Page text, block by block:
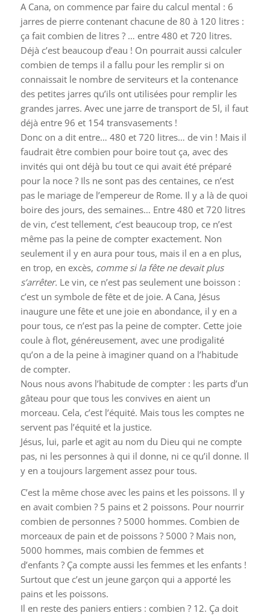
A Cana, on commence par faire du calcul mental : 6
jarres de pierre contenant chacune de 80 à 120 litres :
ça fait combien de litres ? … entre 480 et 720 litres.
Déjà c’est beaucoup d’eau ! On pourrait aussi calculer
combien de temps il a fallu pour les remplir si on
connaissait le nombre de serviteurs et la contenance
des petites jarres qu’ils ont utilisées pour remplir les
grandes jarres. Avec une jarre de transport de 5l, il faut
déjà entre 96 et 154 transvasements !
Donc on a dit entre… 480 et 720 litres… de vin ! Mais il
faudrait être combien pour boire tout ça, avec des
invités qui ont déjà bu tout ce qui avait été préparé
pour la noce ? Ils ne sont pas des centaines, ce n’est
pas le mariage de l’empereur de Rome. Il y a là de quoi
boire des jours, des semaines… Entre 480 et 720 litres
de vin, c’est tellement, c’est beaucoup trop, ce n’est
même pas la peine de compter exactement. Non
seulement il y en aura pour tous, mais il en a en plus,
en trop, en excès, comme si la fête ne devait plus
s’arrêter. Le vin, ce n’est pas seulement une boisson :
c’est un symbole de fête et de joie. A Cana, Jésus
inaugure une fête et une joie en abondance, il y en a
pour tous, ce n’est pas la peine de compter. Cette joie
coule à flot, généreusement, avec une prodigalité
qu’on a de la peine à imaginer quand on a l’habitude
de compter.
Nous nous avons l’habitude de compter : les parts d’un
gâteau pour que tous les convives en aient un
morceau. Cela, c’est l’équité. Mais tous les comptes ne
servent pas l’équité et la justice.
Jésus, lui, parle et agit au nom du Dieu qui ne compte
pas, ni les personnes à qui il donne, ni ce qu’il donne. Il
y en a toujours largement assez pour tous.
C’est la même chose avec les pains et les poissons. Il y
en avait combien ? 5 pains et 2 poissons. Pour nourrir
combien de personnes ? 5000 hommes. Combien de
morceaux de pain et de poissons ? 5000 ? Mais non,
5000 hommes, mais combien de femmes et
d’enfants ? Ça compte aussi les femmes et les enfants !
Surtout que c’est un jeune garçon qui a apporté les
pains et les poissons.
Il en reste des paniers entiers : combien ? 12. Ça doit